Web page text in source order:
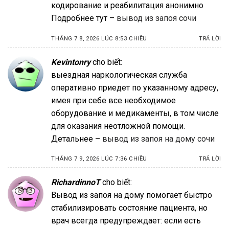
кодирование и реабилитация анонимно
Подробнее тут – вывод из запоя сочи
THÁNG 7 8, 2026 LÚC 8:53 CHIỀU TRẢ LỜI
Kevintonry cho biết:
выездная наркологическая служба
оперативно приедет по указанному адресу,
имея при себе все необходимое
оборудование и медикаменты, в том числе
для оказания неотложной помощи.
Детальнее – вывод из запоя на дому сочи
THÁNG 7 9, 2026 LÚC 7:36 CHIỀU TRẢ LỜI
RichardinnoT cho biết:
Вывод из запоя на дому помогает быстро
стабилизировать состояние пациента, но
врач всегда предупреждает: если есть